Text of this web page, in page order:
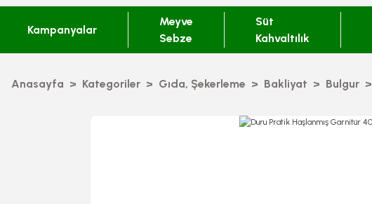
Kampanyalar
Meyve
Sebze
Süt
Kahvaltılık
Anasayfa Kategoriler Gıda, Şekerleme Bakliyat Bulgur